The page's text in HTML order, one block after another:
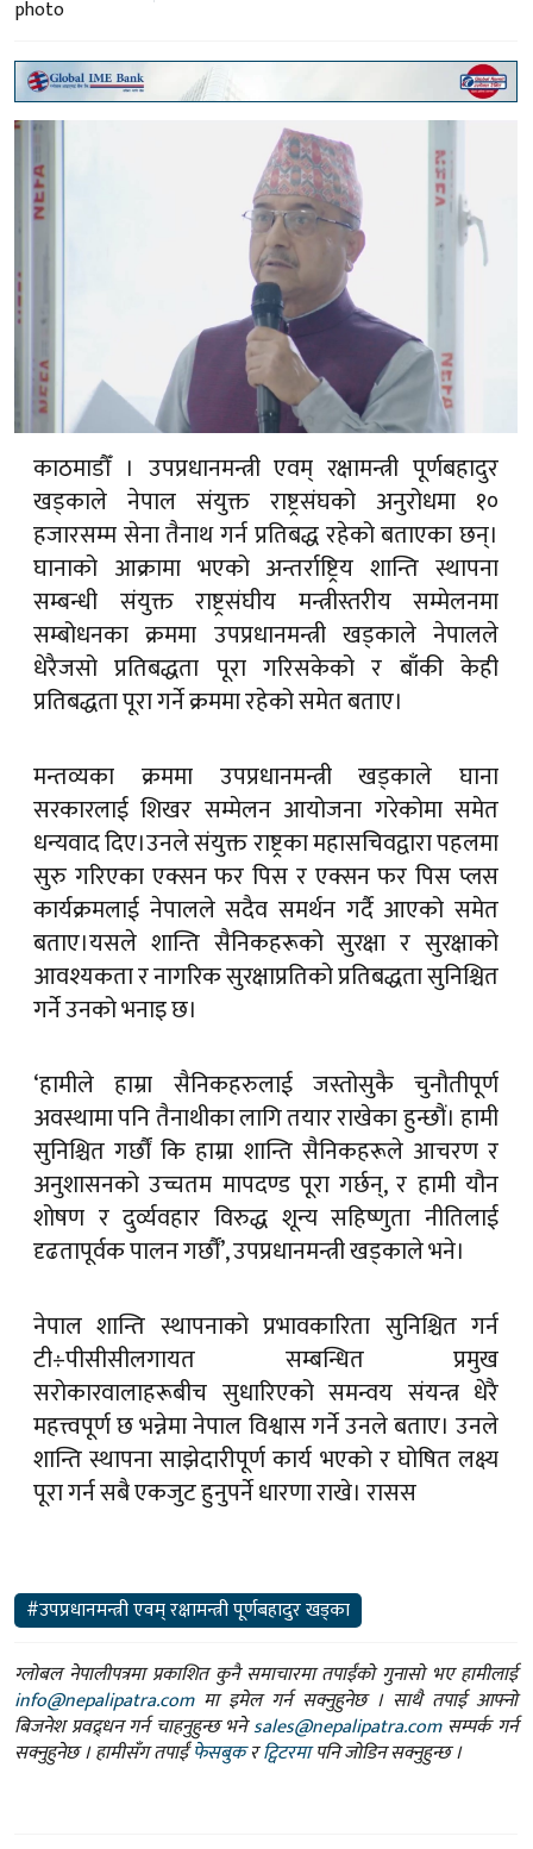
काठमाडौँ । उपप्रधानमन्त्री एवम् रक्षामन्त्री पूर्णबहादुर
खड्काले नेपाल संयुक्त राष्ट्रसंघको अनुरोधमा १०
हजारसम्म सेना तैनाथ गर्न प्रतिबद्ध रहेको बताएका छन्।
घानाको आक्रामा भएको अन्तर्राष्ट्रिय शान्ति स्थापना
सम्बन्धी संयुक्त राष्ट्रसंघीय मन्त्रीस्तरीय सम्मेलनमा
सम्बोधनका क्रममा उपप्रधानमन्त्री खड्काले नेपालले
धेरैजसो प्रतिबद्धता पूरा गरिसकेको र बाँकी केही
प्रतिबद्धता पूरा गर्ने क्रममा रहेको समेत बताए।
मन्तव्यका क्रममा उपप्रधानमन्त्री खड्काले घाना
सरकारलाई शिखर सम्मेलन आयोजना गरेकोमा समेत
धन्यवाद दिए।उनले संयुक्त राष्ट्रका महासचिवद्वारा पहलमा
सुरु गरिएका एक्सन फर पिस र एक्सन फर पिस प्लस
कार्यक्रमलाई नेपालले सदैव समर्थन गर्दै आएको समेत
बताए।यसले शान्ति सैनिकहरूको सुरक्षा र सुरक्षाको
आवश्यकता र नागरिक सुरक्षाप्रतिको प्रतिबद्धता सुनिश्चित
गर्ने उनको भनाइ छ।
‘हामीले हाम्रा सैनिकहरुलाई जस्तोसुकै चुनौतीपूर्ण
अवस्थामा पनि तैनाथीका लागि तयार राखेका हुन्छौं। हामी
सुनिश्चित गर्छौं कि हाम्रा शान्ति सैनिकहरूले आचरण र
अनुशासनको उच्चतम मापदण्ड पूरा गर्छन्, र हामी यौन
शोषण र दुर्व्यवहार विरुद्ध शून्य सहिष्णुता नीतिलाई
दृढतापूर्वक पालन गर्छौं’, उपप्रधानमन्त्री खड्काले भने।
नेपाल शान्ति स्थापनाको प्रभावकारिता सुनिश्चित गर्न
टी÷पीसीसीलगायत सम्बन्धित प्रमुख
सरोकारवालाहरूबीच सुधारिएको समन्वय संयन्त्र धेरै
महत्त्वपूर्ण छ भन्नेमा नेपाल विश्वास गर्ने उनले बताए। उनले
शान्ति स्थापना साझेदारीपूर्ण कार्य भएको र घोषित लक्ष्य
पूरा गर्न सबै एकजुट हुनुपर्ने धारणा राखे। रासस
#उपप्रधानमन्त्री एवम् रक्षामन्त्री पूर्णबहादुर खड्का
ग्लोबल नेपालीपत्रमा प्रकाशित कुनै समाचारमा तपाईंको गुनासो भए हामीलाई
info@nepalipatra.comमा इमेल गर्न सक्नुहुनेछ । साथै तपाई आफ्नो
बिजनेश प्रवद्र्धन गर्न चाहनुहुन्छ भनेsales@nepalipatra.comसम्पर्क गर्न
सक्नुहुनेछ । हामीसँग तपाईंफेसबुकरट्विटरमापनि जोडिन सक्नुहुन्छ ।